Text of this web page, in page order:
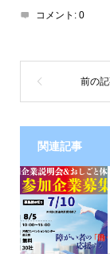
コメント: 0
関連記事